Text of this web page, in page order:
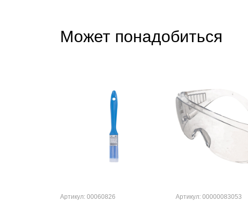
Может понадобиться
Артикул: 00060826 Артикул: 00000083053